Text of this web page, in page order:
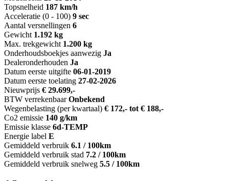
Topsnelheid 187 km/h
Acceleratie (0 - 100) 9 sec
Aantal versnellingen 6
Gewicht 1.192 kg
Max. trekgewicht 1.200 kg
Onderhoudsboekjes aanwezig Ja
Dealeronderhouden Ja
Datum eerste uitgifte 06-01-2019
Datum eerste toelating 27-02-2026
Nieuwprijs € 29.699,-
BTW verrekenbaar Onbekend
Wegenbelasting (per kwartaal) € 172,- tot € 188,-
Co2 emissie 140 g/km
Emissie klasse 6d-TEMP
Energie label E
Gemiddeld verbruik 6.1 / 100km
Gemiddeld verbruik stad 7.2 / 100km
Gemiddeld verbruik snelweg 5.5 / 100km